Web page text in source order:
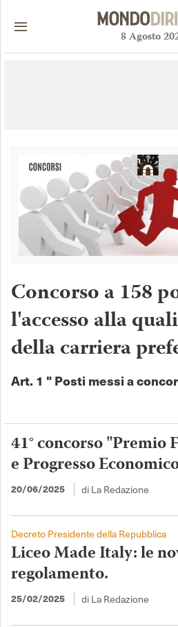
8Agosto
Concorso a 158
l'accesso alla
della carriera
Art. 1 " Posti messi a
41° concorso "Premio
e Progresso
20/06/2025 di La Redazione
Decreto Presidente della Repubblica
Liceo Made Italy: le
regolamento.
25/02/2025 di La Redazione